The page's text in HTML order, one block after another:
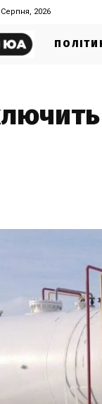
Серпня, 2026